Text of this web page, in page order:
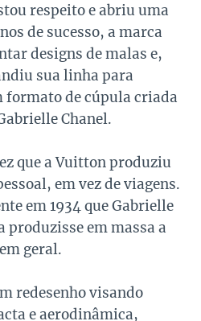
respeito e abriu uma
de sucesso, a marca
designs de malas e,
sua linha para
formato de cúpula criada
Chanel.
que a Vuitton produziu
em vez de viagens.
em 1934 que Gabrielle
em massa a
geral.
redesenho visando
e aerodinâmica,